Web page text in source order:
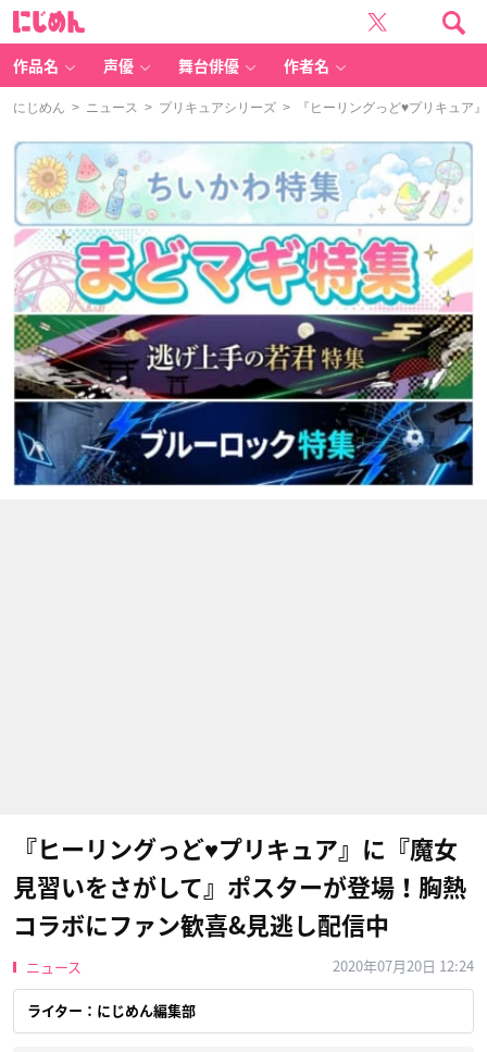
作品名 声優 舞台俳優 作者名
にじめん > ニュース > プリキュアシリーズ > 『ヒーリングっど♥プリキュア
『ヒーリングっど♥プリキュア』に『魔女
見習いをさがして』ポスターが登場！胸熱
コラボにファン歓喜&見逃し配信中
ニュース 2020年07月20日 12:24
ライター：にじめん編集部